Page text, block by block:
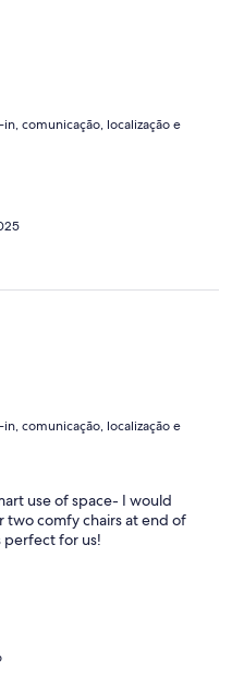
comunicação, localização e
comunicação, localização e
use of space- I would
two comfy chairs at end of
perfect for us!